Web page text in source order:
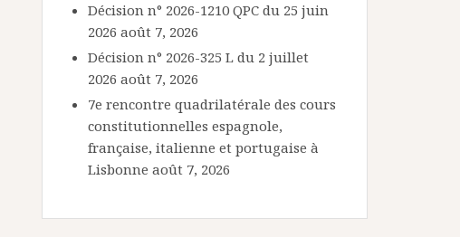
Décision n° 2026-1210 QPC du 25 juin
2026 août 7, 2026
Décision n° 2026-325 L du 2 juillet
2026 août 7, 2026
7e rencontre quadrilatérale des cours
constitutionnelles espagnole,
française, italienne et portugaise à
Lisbonne août 7, 2026